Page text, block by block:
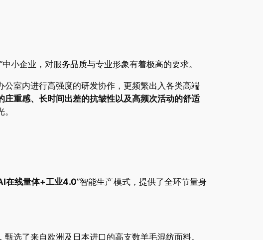
小企业，对服务品质与专业形象有着极高的要求。
室内进行高强度的研发协作，更频繁出入各类高端
庄重感、长时间出差的抗皱性以及高频次活动的舒适
在线量体+工业4.0”智能生产模式，提供了全环节量身
选了来自欧洲及日本进口的高支数羊毛混纺面料。